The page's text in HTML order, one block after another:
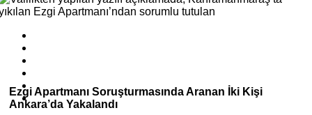
Ezgi Apartmanı Soruşturmasında Aranan İki Kişi
Ankara’da Yakalandı